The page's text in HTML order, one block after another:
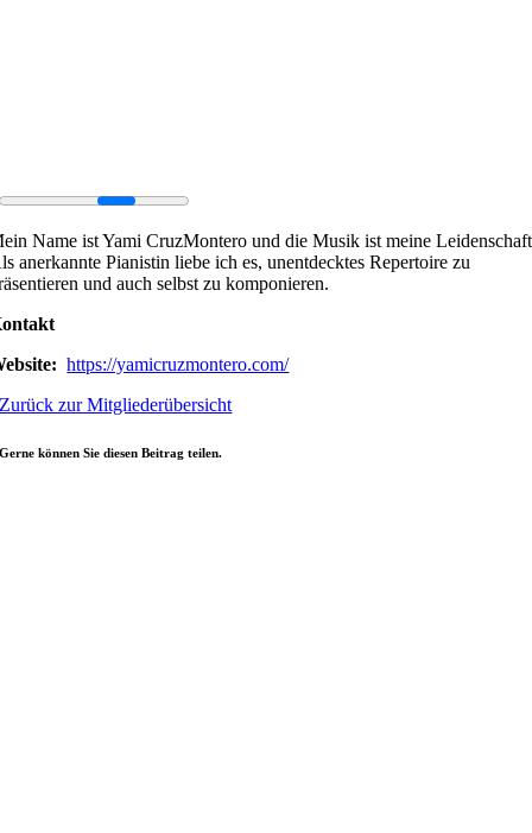
Name ist Yami CruzMontero und die Musik ist meine
anerkannte Pianistin liebe ich es, unentdecktes Repertoire zu
und auch selbst zu komponieren.
https://yamicruzmontero.com/
Zurück zur Mitgliederübersicht
Gerne können Sie diesen Beitrag teilen.